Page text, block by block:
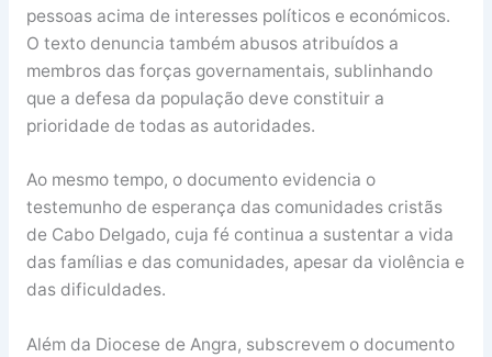
pessoas acima de interesses políticos e económicos.
O texto denuncia também abusos atribuídos a
membros das forças governamentais, sublinhando
que a defesa da população deve constituir a
prioridade de todas as autoridades.
Ao mesmo tempo, o documento evidencia o
testemunho de esperança das comunidades cristãs
de Cabo Delgado, cuja fé continua a sustentar a vida
das famílias e das comunidades, apesar da violência e
das dificuldades.
Além da Diocese de Angra, subscrevem o documento